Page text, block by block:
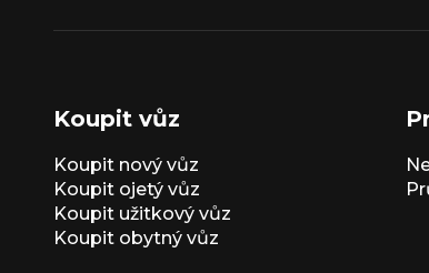
Koupit vůz
Koupit nový vůz
Koupit ojetý vůz
Koupit užitkový vůz
Koupit obytný vůz